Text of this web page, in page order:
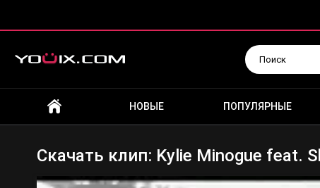
НОВЫЕ ПОПУЛЯРНЫЕ
Скачать клип: Kylie Minogue feat.